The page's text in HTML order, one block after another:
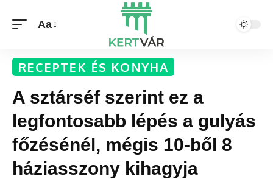
Aa
RECEPTEK ÉS KONYHA
A sztárséf szerint ez a
legfontosabb lépés a gulyás
főzésénél, mégis 10-ből 8
háziasszony kihagyja